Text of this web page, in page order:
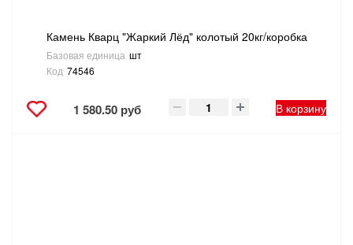
Камень Кварц "Жаркий Лёд" колотый 20кг/коробка
Базовая единица шт
Код 74546
1 580.50 руб В корзину